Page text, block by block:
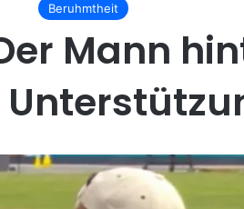
Beruhmtheit
Mann